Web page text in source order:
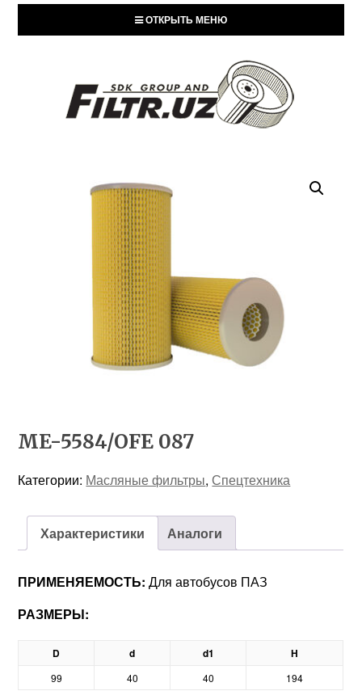
ОТКРЫТЬ МЕНЮ
ME-5584/OFE 087
Категории: Масляные фильтры,Спецтехника
Характеристики Аналоги
ПРИМЕНЯЕМОСТЬ:Для автобусов ПАЗ
РАЗМЕРЫ:
D d d1 H
99 40 40 194